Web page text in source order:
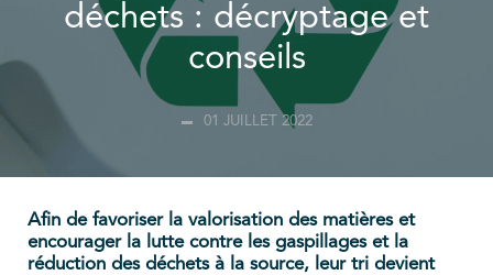
déchets : décryptage et
conseils
01 JUILLET 2022
Afin de favoriser la valorisation des matières et
encourager la lutte contre les gaspillages et la
réduction des déchets à la source, leur tri devient